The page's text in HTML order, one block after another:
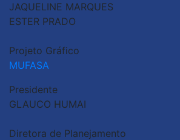
JAQUELINE MARQUES
ESTER PRADO
Projeto Gráfico
MUFASA
Presidente
GLAUCO HUMAI
Diretora de Planejamento